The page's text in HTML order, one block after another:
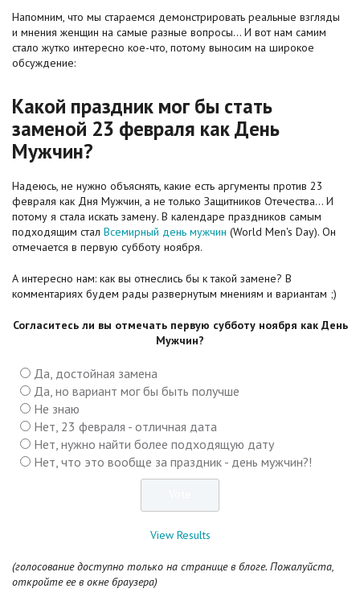
Напомним, что мы стараемся демонстрировать реальные взгляды
и мнения женщин на самые разные вопросы... И вот нам самим
стало жутко интересно кое-что, потому выносим на широкое
обсуждение:
Какой праздник мог бы стать
заменой 23 февраля как День
Мужчин?
Надеюсь, не нужно объяснять, какие есть аргументы против 23
февраля как Дня Мужчин, а не только Защитников Отечества... И
потому я стала искать замену. В календаре праздников самым
подходящим стал Всемирный день мужчин (World Men's Day). Он
отмечается в первую субботу ноября.
А интересно нам: как вы отнеслись бы к такой замене? В
комментариях будем рады развернутым мнениям и вариантам ;)
Согласитесь ли вы отмечать первую субботу ноября как День
Мужчин?
Да, достойная замена
Да, но вариант мог бы быть получше
Не знаю
Нет, 23 февраля - отличная дата
Нет, нужно найти более подходящую дату
Нет, что это вообще за праздник - день мужчин?!
View Results
(голосование доступно только на странице в блоге. Пожалуйста,
откройте ее в окне браузера)